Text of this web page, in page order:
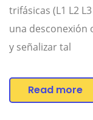
trifásicas (L1 L2
una desconexión
y señalizar tal
Read more